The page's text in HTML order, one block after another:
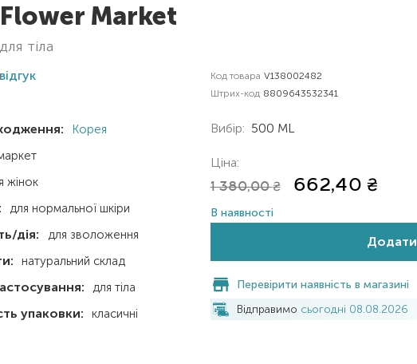
Market
тіла
Корея
жінок
для нормальної шкіри
дія: для зволоження
натуральний склад
для тіла
упаковки: класичні
Код товара V138002482
Штрих-код 8809643532341
Вибір: 500 ML
Ціна:
1 380,00₴ 662,40 ₴
В наявності
Перевірити наявність в магазині
Відправимо сьогодні 08.08.2026